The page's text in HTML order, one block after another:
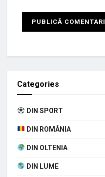
Categories
DIN SPORT
DIN ROMÂNIA
DIN OLTENIA
DIN LUME